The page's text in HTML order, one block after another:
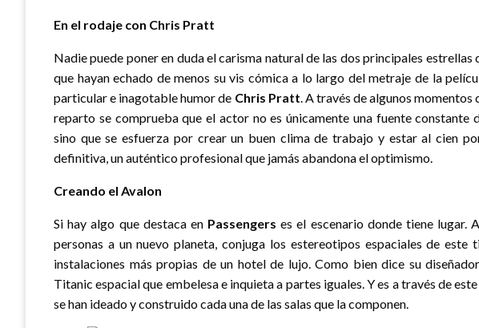
En el rodaje con Chris Pratt
Nadie puede poner en duda el carisma natural de las dos principales estrellas
que hayan echado de menos su vis cómica a lo largo del metraje de la
particular e inagotable humor de Chris Pratt. A través de algunos
reparto se comprueba que el actor no es únicamente una fuente constante
sino que se esfuerza por crear un buen clima de trabajo y estar al cien
definitiva, un auténtico profesional que jamás abandona el optimismo.
Creando el Avalon
Si hay algo que destaca en Passengers es el escenario donde tiene lugar.
personas a un nuevo planeta, conjuga los estereotipos espaciales de
instalaciones más propias de un hotel de lujo. Como bien dice su diseñador
Titanic espacial que embelesa e inquieta a partes iguales. Y es a través de
se han ideado y construido cada una de las salas que la componen.